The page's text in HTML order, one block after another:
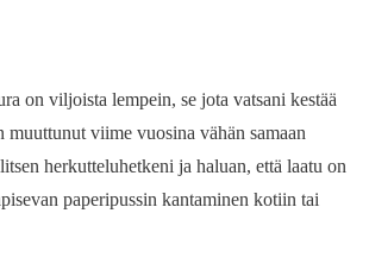
on viljoista lempein, se jota vatsani kestää
viime vuosina vähän samaan
herkutteluhetkeni ja haluan, että laatu on
paperipussin kantaminen kotiin tai